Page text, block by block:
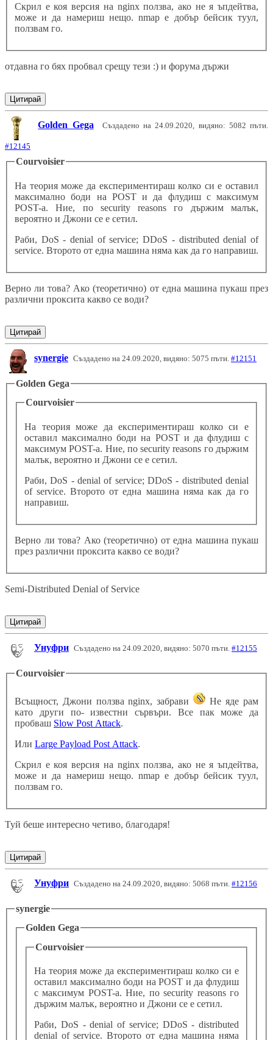
Скрил е коя версия на nginx ползва, ако не я ъпдейтва,
може и да намериш нещо. nmap е добър бейсик туул,
ползвам го.
отдавна го бях пробвал срещу тези :) и форума държи
Цитирай
Golden Gega Създадено на 24.09.2020, видяно: 5082 пъти.
#12145
Courvoisier
На теория може да експериментираш колко си е оставил
максимално боди на POST и да флудиш с максимум
POST-а. Ние, по security reasons го държим малък,
вероятно и Джони се е сетил.
Раби, DoS - denial of service; DDoS - distributed denial of
service. Второто от една машина няма как да го направиш.
Верно ли това? Ако (теоретично) от една машина пукаш през
различни проксита какво се води?
Цитирай
synergie Създадено на 24.09.2020, видяно: 5075 пъти. #12151
Golden Gega
Courvoisier
На теория може да експериментираш колко си е
оставил максимално боди на POST и да флудиш с
максимум POST-а. Ние, по security reasons го държим
малък, вероятно и Джони се е сетил.
Раби, DoS - denial of service; DDoS - distributed denial
of service. Второто от една машина няма как да го
направиш.
Верно ли това? Ако (теоретично) от една машина пукаш
през различни проксита какво се води?
Semi-Distributed Denial of Service
Цитирай
Унуфри Създадено на 24.09.2020, видяно: 5070 пъти. #12155
Courvoisier
Всъщност, Джони ползва nginx, забрави
Не яде рам
като други по- известни сървъри. Все пак може да
пробваш Slow Post Attack.
Или Large Payload Post Attack.
Скрил е коя версия на nginx ползва, ако не я ъпдейтва,
може и да намериш нещо. nmap е добър бейсик туул,
ползвам го.
Туй беше интересно четиво, благодаря!
Цитирай
Унуфри Създадено на 24.09.2020, видяно: 5068 пъти. #12156
synergie
Golden Gega
Courvoisier
На теория може да експериментираш колко си е
оставил максимално боди на POST и да флудиш
с максимум POST-а. Ние, по security reasons го
държим малък, вероятно и Джони се е сетил.
Раби, DoS - denial of service; DDoS - distributed
denial of service. Второто от една машина няма